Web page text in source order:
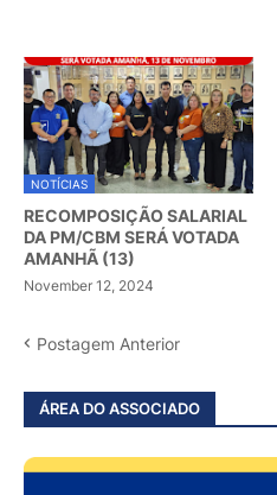
NOTÍCIAS
RECOMPOSIÇÃO SALARIAL
DA PM/CBM SERÁ VOTADA
AMANHÃ (13)
November 12, 2024
Postagem Anterior
ÁREA DO ASSOCIADO